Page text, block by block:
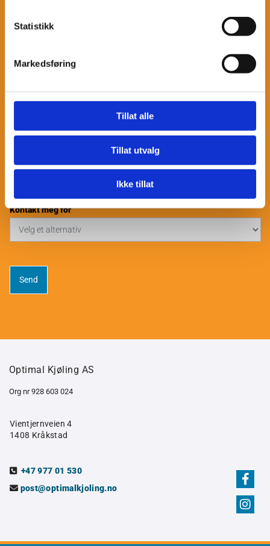
Statistikk
Markedsføring
Tillat alle
Tillat utvalg
Ikke tillat
Gussuri Video
Ønsker du og bli kontaktet for mer info om Gussuri?
Kontakt meg for
Optimal Kjøling AS
Org nr 928 603 024
Vientjernveien 4
1408 Kråkstad
 +47 977 01 530
 post@optimalkjoling.no